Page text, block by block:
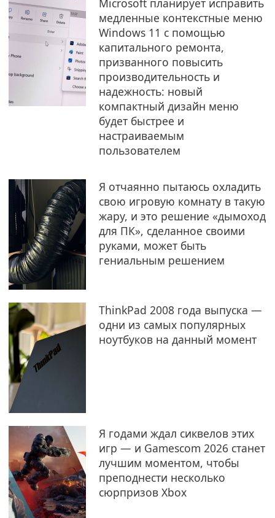
Microsoft планирует исправить
медленные контекстные меню
Windows 11 с помощью
капитального ремонта,
призванного повысить
производительность и
надежность: новый
компактный дизайн меню
будет быстрее и
настраиваемым
пользователем
Я отчаянно пытаюсь охладить
свою игровую комнату в такую
​​жару, и это решение «дымоход
для ПК», сделанное своими
руками, может быть
гениальным решением
ThinkPad 2008 года выпуска —
одни из самых популярных
ноутбуков на данный момент
Я годами ждал сиквелов этих
игр — и Gamescom 2026 станет
лучшим моментом, чтобы
преподнести несколько
сюрпризов Xbox